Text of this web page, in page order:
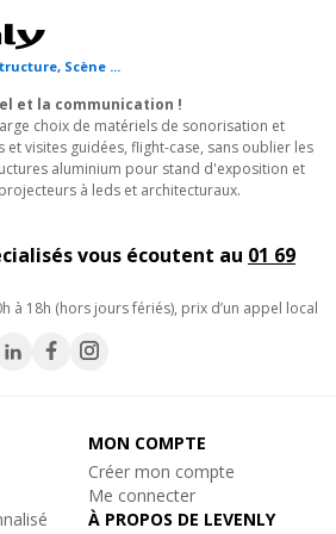
LED sur un grill d’exposition.
de sonorisation sur une structure alu
sur un stand d’exposition ou un
techniques temporaires dans des
exigeants.
:
300kg
: 48 - 51mm
Scène ...
et la communication !
choix de matériels de sonorisation et
visites guidées, flight-case, sans oublier les
aluminium pour stand d'exposition et
à leds et architecturaux.
vous écoutent au 01 69
à 18h (hors jours fériés), prix d’un appel local
MON COMPTE
Créer mon compte
Me connecter
À PROPOS DE LEVENLY